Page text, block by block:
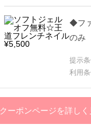
◆フ
のみ
提示
利用
クーポンページを詳しく